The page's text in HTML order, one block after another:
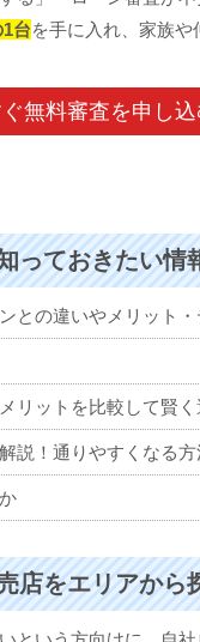
台を手に入れ、家族や
無料審査を申し込
っておきたい情
との違いやメリット
リットを比較して賢く
説！通りやすくなる方
店をエリアから